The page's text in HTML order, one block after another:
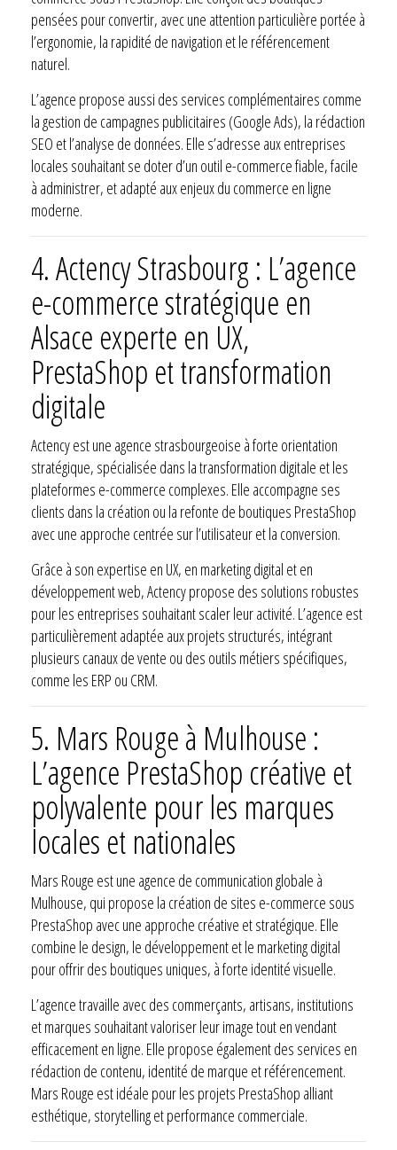
pensées pour convertir, avec une attention particulière portée à
l’ergonomie, la rapidité de navigation et le référencement
naturel.
L’agence propose aussi des services complémentaires comme
la gestion de campagnes publicitaires (Google Ads), la rédaction
SEO et l’analyse de données. Elle s’adresse aux entreprises
locales souhaitant se doter d’un outil e-commerce fiable, facile
à administrer, et adapté aux enjeux du commerce en ligne
moderne.
4.Actency Strasbourg : L’agence
e-commerce stratégique en
Alsace experte en UX,
PrestaShop et transformation
digitale
Actency est une agence strasbourgeoise à forte orientation
stratégique, spécialisée dans la transformation digitale et les
plateformes e-commerce complexes. Elle accompagne ses
clients dans la création ou la refonte de boutiques PrestaShop
avec une approche centrée sur l’utilisateur et la conversion.
Grâce à son expertise en UX, en marketing digital et en
développement web, Actency propose des solutions robustes
pour les entreprises souhaitant scaler leur activité. L’agence est
particulièrement adaptée aux projets structurés, intégrant
plusieurs canaux de vente ou des outils métiers spécifiques,
comme les ERP ou CRM.
5. Mars Rouge à Mulhouse :
L’agence PrestaShop créative et
polyvalente pour les marques
locales et nationales
Mars Rouge est une agence de communication globale à
Mulhouse, qui propose la création de sites e-commerce sous
PrestaShop avec une approche créative et stratégique. Elle
combine le design, le développement et le marketing digital
pour offrir des boutiques uniques, à forte identité visuelle.
L’agence travaille avec des commerçants, artisans, institutions
et marques souhaitant valoriser leur image tout en vendant
efficacement en ligne. Elle propose également des services en
rédaction de contenu, identité de marque et référencement.
Mars Rouge est idéale pour les projets PrestaShop alliant
esthétique, storytelling et performance commerciale.